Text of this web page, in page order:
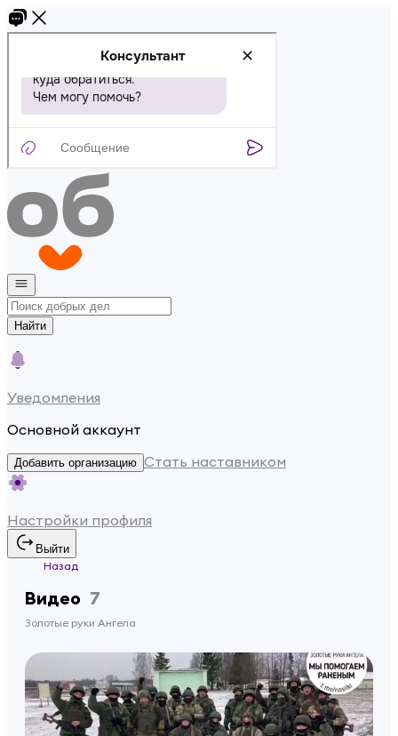
Найти
Уведомления
Основной аккаунт
Добавить организацию Стать наставником
Настройки профиля
Выйти
Назад
Видео 7
Золотые руки Ангела